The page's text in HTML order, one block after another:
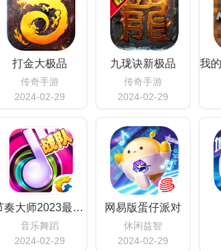
打金大极品
传奇手游
2024-02-29
九珑诀新极品
传奇手游
2024-02-29
节奏大师2023最新版
音乐舞蹈
2024-02-29
网易版蛋仔派对
休闲益智
2024-02-29